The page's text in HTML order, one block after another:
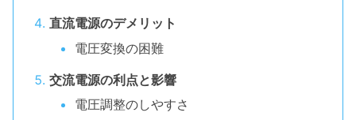
直流電源のデメリット
電圧変換の困難
交流電源の利点と影響
電圧調整のしやすさ